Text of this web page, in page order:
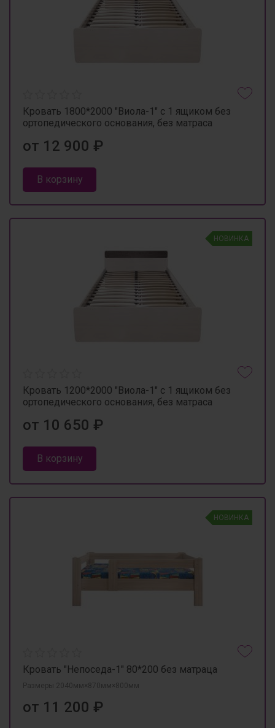
Кровать 1800*2000 "Виола-1" с 1 ящиком без
ортопедического основания, без матраса
от 12 900 ₽
В корзину
НОВИНКА
Кровать 1200*2000 "Виола-1" с 1 ящиком без
ортопедического основания, без матраса
от 10 650 ₽
В корзину
НОВИНКА
Кровать "Непоседа-1" 80*200 без матраца
Размеры 2040мм×870мм×800мм
от 11 200 ₽